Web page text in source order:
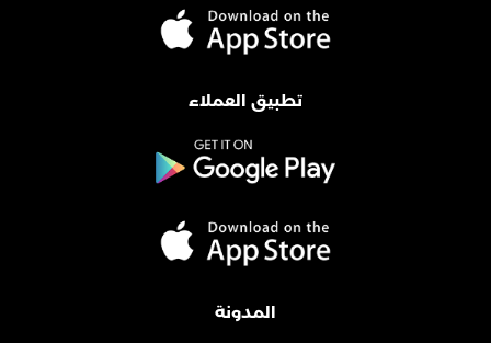
تطبيق العملاء
المدونة